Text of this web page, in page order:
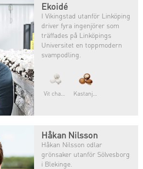
Ekoidé
I Vikingstad utanför Linköping
driver fyra ingenjörer som
träffades på Linköpings
Universitet en toppmodern
svampodling.
Vit champinjon Kastanjechampinjon
Håkan Nilsson
Håkan Nilsson odlar
grönsaker utanför Sölvesborg
i Blekinge.